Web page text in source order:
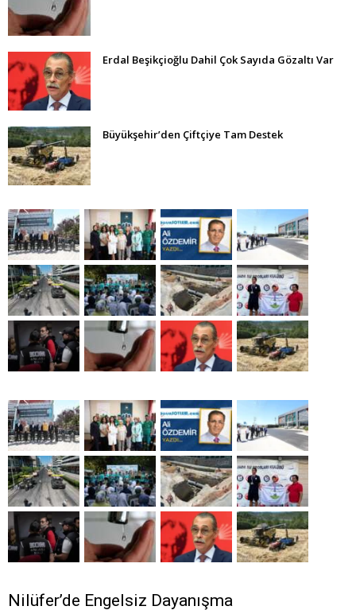
Erdal Beşikçioğlu Dahil Çok Sayıda Gözaltı Var
Büyükşehir’den Çiftçiye Tam Destek
Nilüfer’de Engelsiz Dayanışma